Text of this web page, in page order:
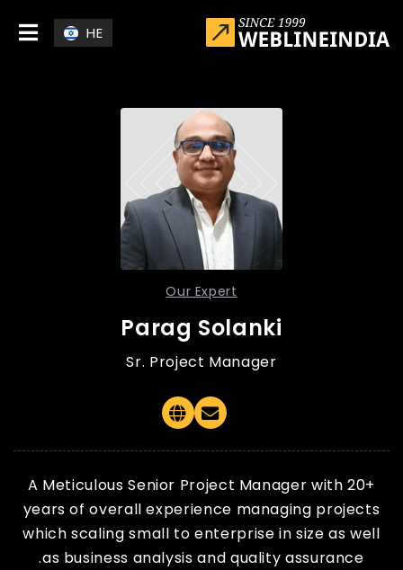
HE
Our Expert
Parag Solanki
Sr. Project Manager
Email
Website
A Meticulous Senior Project Manager with 20+
years of overall experience managing projects
which scaling small to enterprise in size as well
as business analysis and quality assurance.